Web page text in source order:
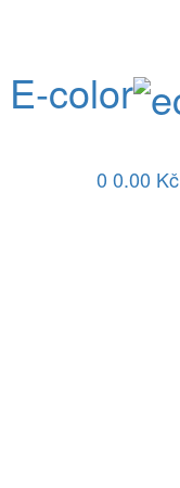
color
0 0.00 Kč